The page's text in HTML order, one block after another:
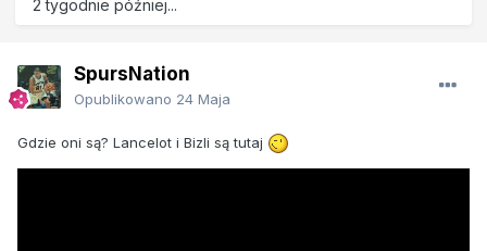
2 tygodnie później...
SpursNation
Opublikowano 24 Maja
Gdzie oni są? Lancelot i Bizli są tutaj